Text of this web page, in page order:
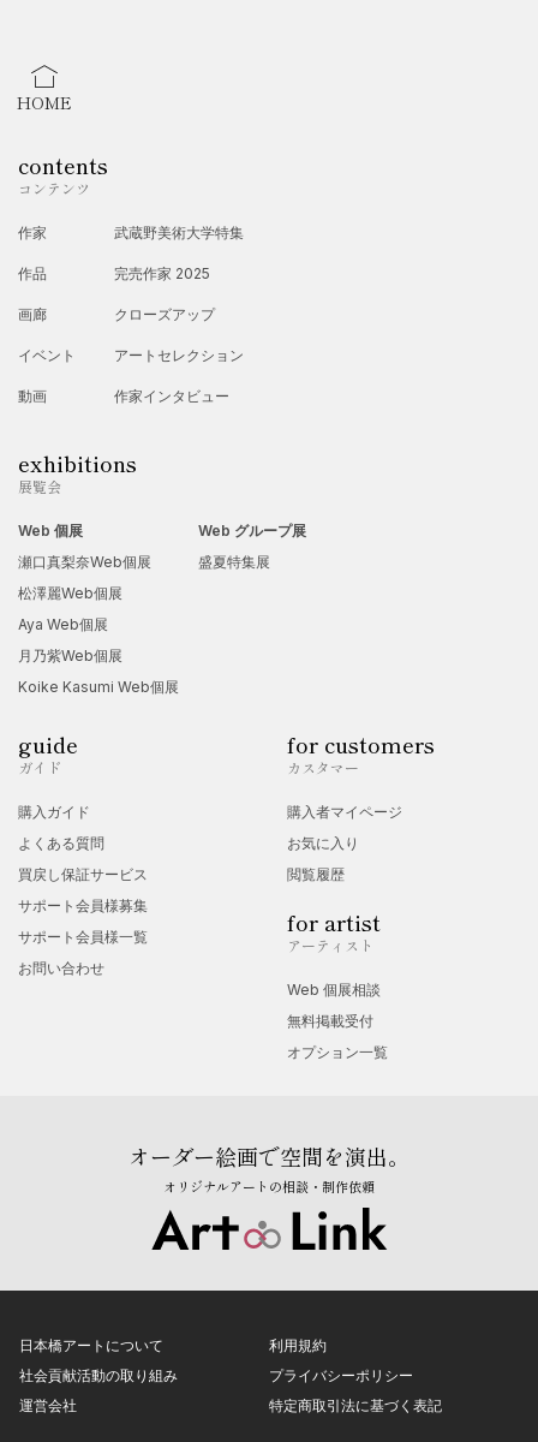
HOME
contents
コンテンツ
作家
作品
画廊
イベント
動画
武蔵野美術大学特集
完売作家 2025
クローズアップ
アートセレクション
作家インタビュー
exhibitions
展覧会
Web 個展
瀬口真梨奈Web個展
松澤麗Web個展
Aya Web個展
月乃紫Web個展
Koike Kasumi Web個展
Web グループ展
盛夏特集展
guide
ガイド
購入ガイド
よくある質問
買戻し保証サービス
サポート会員様募集
サポート会員様一覧
お問い合わせ
for customers
カスタマー
購入者マイページ
お気に入り
閲覧履歴
for artist
アーティスト
Web 個展相談
無料掲載受付
オプション一覧
オーダー絵画で空間を演出。
オリジナルアートの相談・制作依頼
日本橋アートについて
社会貢献活動の取り組み
運営会社
利用規約
プライバシーポリシー
特定商取引法に基づく表記